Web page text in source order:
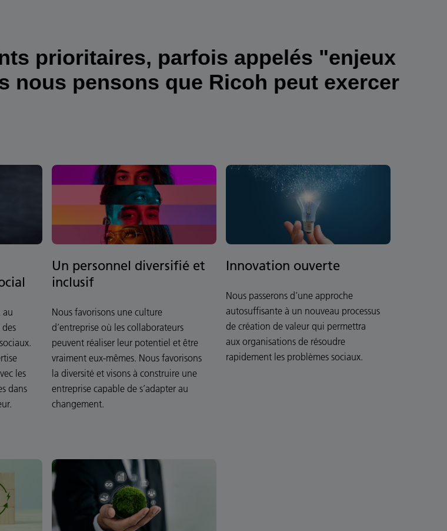
prioritaires, parfois appelés "enjeux
nous pensons que Ricoh peut exercer
au
les
dans
Un personnel diversifié et
inclusif
Nous favorisons une culture
d’entreprise où les collaborateurs
peuvent réaliser leur potentiel et être
vraiment eux-mêmes. Nous favorisons
la diversité et visons à construire une
entreprise capable de s’adapter au
changement.
Innovation ouverte
Nous passerons d’une approche
autosuffisante à un nouveau processus
de création de valeur qui permettra
aux organisations de résoudre
rapidement les problèmes sociaux.